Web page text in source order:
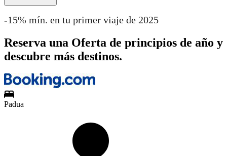
-15% mín. en tu primer viaje de 2025
Reserva una Oferta de principios de año y
descubre más destinos.
Padua